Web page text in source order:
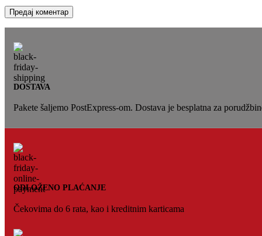
DOSTAVA
Pakete šaljemo PostExpress-om. Dostava je besplatna za
ODLOŽENO PLAĆANJE
Čekovima do 6 rata, kao i kreditnim karticama